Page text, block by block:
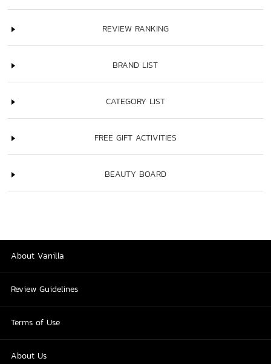
REVIEW RANKING
BRAND LIST
CATEGORY LIST
FREE GIFT ACTIVITIES
BEAUTY BOARD
About Vanilla
Review Guidelines
Terms of Use
About Us